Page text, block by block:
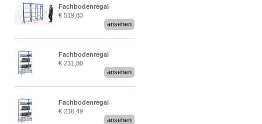
Fachbodenregal
Stecksystem MultiPlus
2,25 Meter breit
€ 519,83
ansehen
Fachbodenregal
Stecksystem MultiPlus
€ 231,80
ansehen
Fachbodenregal
Stecksystem MultiPlus
€ 216,49
ansehen